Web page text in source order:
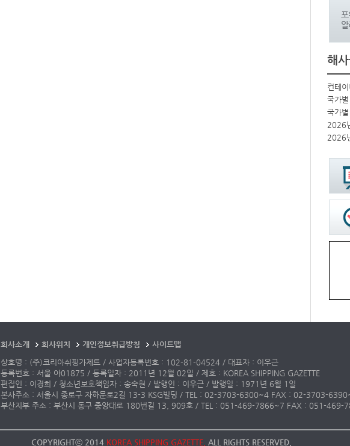
해
컨테
국가
국가
2026
2026
회사소개 회사위치 개인정보취급방침
사이트맵
상호명 : (주)코리아쉬핑가제트 / 사업자등록번호 : 102-81-04524 / 대표자 : 이우근
등록번호 : 서울 아01875 / 등록일자 : 2011년 12월 02일 / 제호 : KOREA SHIPPING GAZETTE
편집인 : 이경희 / 청소년보호책임자 : 송숙현 / 발행인 : 이우근 / 발행일 : 1971년 6월 1일
본사주소 : 서울시 종로구 자하문로2길 13-3 KSG빌딩 / TEL : 02-3703-6300~4 FAX : 02-3703-
부산지부 주소 : 부산시 동구 중앙대로 180번길 13, 909호 / TEL : 051-469-7866~7 FAX : 051-469-
COPYRIGHTⓒ 2014 KOREA SHIPPING GAZETTE. ALL RIGHTS RESERVED.